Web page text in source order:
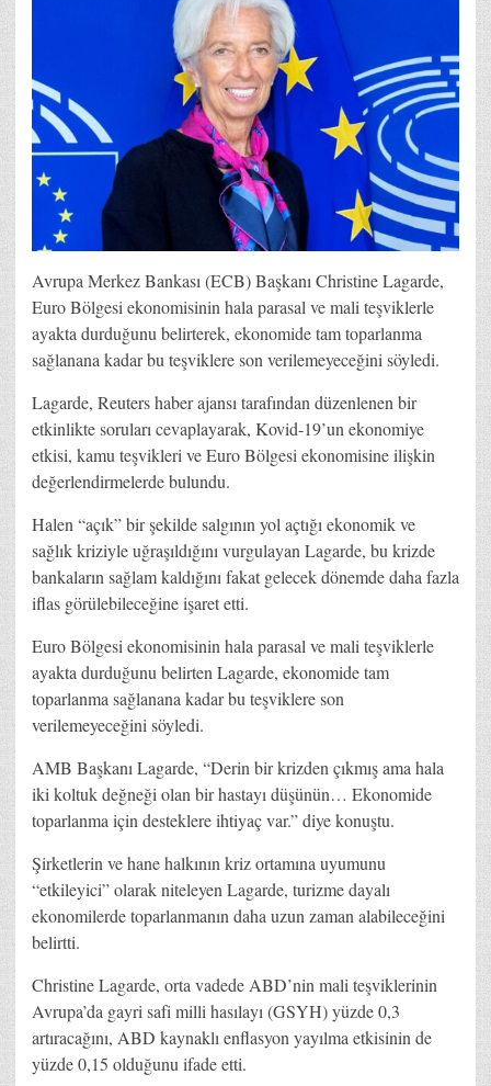
Avrupa Merkez Bankası (ECB) Başkanı Christine Lagarde,
Euro Bölgesi ekonomisinin hala parasal ve mali teşviklerle
ayakta durduğunu belirterek, ekonomide tam toparlanma
sağlanana kadar bu teşviklere son verilemeyeceğini söyledi.
Lagarde, Reuters haber ajansı tarafından düzenlenen bir
etkinlikte soruları cevaplayarak, Kovid-19’un ekonomiye
etkisi, kamu teşvikleri ve Euro Bölgesi ekonomisine ilişkin
değerlendirmelerde bulundu.
Halen “açık” bir şekilde salgının yol açtığı ekonomik ve
sağlık kriziyle uğraşıldığını vurgulayan Lagarde, bu krizde
bankaların sağlam kaldığını fakat gelecek dönemde daha fazla
iflas görülebileceğine işaret etti.
Euro Bölgesi ekonomisinin hala parasal ve mali teşviklerle
ayakta durduğunu belirten Lagarde, ekonomide tam
toparlanma sağlanana kadar bu teşviklere son
verilemeyeceğini söyledi.
AMB Başkanı Lagarde, “Derin bir krizden çıkmış ama hala
iki koltuk değneği olan bir hastayı düşünün… Ekonomide
toparlanma için desteklere ihtiyaç var.” diye konuştu.
Şirketlerin ve hane halkının kriz ortamına uyumunu
“etkileyici” olarak niteleyen Lagarde, turizme dayalı
ekonomilerde toparlanmanın daha uzun zaman alabileceğini
belirtti.
Christine Lagarde, orta vadede ABD’nin mali teşviklerinin
Avrupa’da gayri safi milli hasılayı (GSYH) yüzde 0,3
artıracağını, ABD kaynaklı enflasyon yayılma etkisinin de
yüzde 0,15 olduğunu ifade etti.